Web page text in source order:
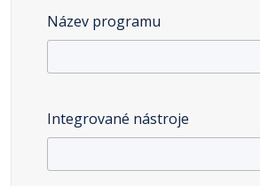
Název programu
Integrované nástroje